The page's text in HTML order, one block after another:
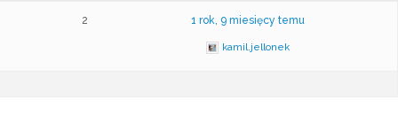
2 1 rok, 9 miesięcy temu
kamil.jellonek